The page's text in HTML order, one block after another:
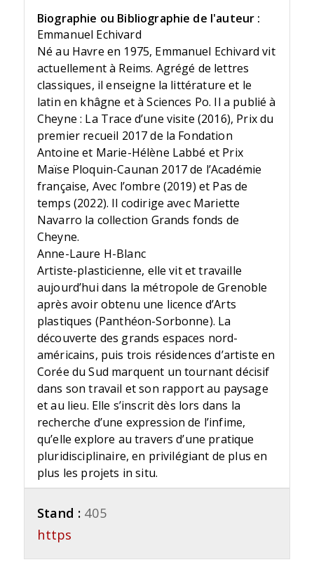
Biographie ou Bibliographie de l'auteur :
Emmanuel Echivard
Né au Havre en 1975, Emmanuel Echivard vit
actuellement à Reims. Agrégé de lettres
classiques, il enseigne la littérature et le
latin en khâgne et à Sciences Po. Il a publié à
Cheyne : La Trace d’une visite (2016), Prix du
premier recueil 2017 de la Fondation
Antoine et Marie-Hélène Labbé et Prix
Maïse Ploquin-Caunan 2017 de l’Académie
française, Avec l’ombre (2019) et Pas de
temps (2022). Il codirige avec Mariette
Navarro la collection Grands fonds de
Cheyne.
Anne-Laure H-Blanc
Artiste-plasticienne, elle vit et travaille
aujourd’hui dans la métropole de Grenoble
après avoir obtenu une licence d’Arts
plastiques (Panthéon-Sorbonne). La
découverte des grands espaces nord-
américains, puis trois résidences d’artiste en
Corée du Sud marquent un tournant décisif
dans son travail et son rapport au paysage
et au lieu. Elle s’inscrit dès lors dans la
recherche d’une expression de l’infime,
qu’elle explore au travers d’une pratique
pluridisciplinaire, en privilégiant de plus en
plus les projets in situ.
Stand : 405
https